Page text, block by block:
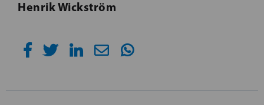
Henrik Wickström